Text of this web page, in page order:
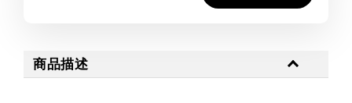
商品描述